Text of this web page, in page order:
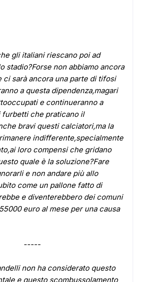
ADS
gli italiani riescano poi ad
stadio?Forse non abbiamo ancora
sarà ancora una parte di tifosi
a questa dipendenza,magari
e continueranno a
che praticano il
bravi questi calciatori,ma la
indifferente,specialmente
loro compensi che gridano
quale è la soluzione?Fare
e non andare più allo
come un pallone fatto di
e diventerebbero dei comuni
euro al mese per una causa
-----
non ha considerato questo
e questo scombussolamento